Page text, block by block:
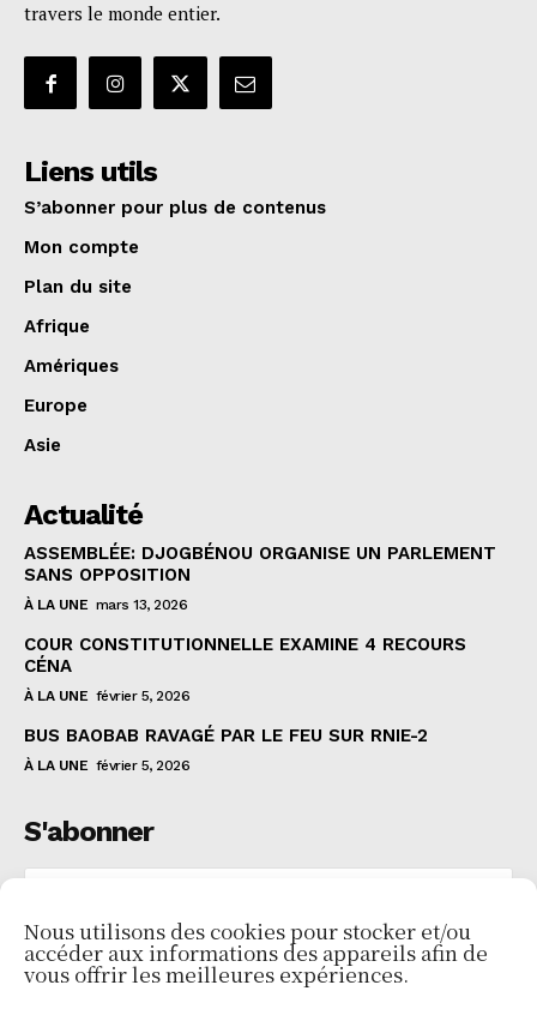
Nous utilisons des cookies pour stocker et/ou
accéder aux informations des appareils afin de
vous offrir les meilleures expériences.
travers le monde entier.
Liens utils
S’abonner pour plus de contenus
Mon compte
Plan du site
Afrique
Amériques
Europe
Asie
Actualité
ASSEMBLÉE: DJOGBÉNOU ORGANISE UN PARLEMENT
SANS OPPOSITION
À LA UNE mars 13, 2026
COUR CONSTITUTIONNELLE EXAMINE 4 RECOURS
CÉNA
À LA UNE février 5, 2026
BUS BAOBAB RAVAGÉ PAR LE FEU SUR RNIE-2
À LA UNE février 5, 2026
S'abonner
JE VEUX M'INSCRIRE